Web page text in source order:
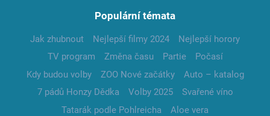
Populární témata
Jak zhubnout Nejlepší filmy 2024
Nejlepší horory
TV program
Změna času Partie
Počasí
Kdy budou volby
ZOO Nové začátky
Auto – katalog
7 pádů Honzy Dědka
Volby 2025
Svařené víno
Tatarák podle Pohlreicha
Aloe vera